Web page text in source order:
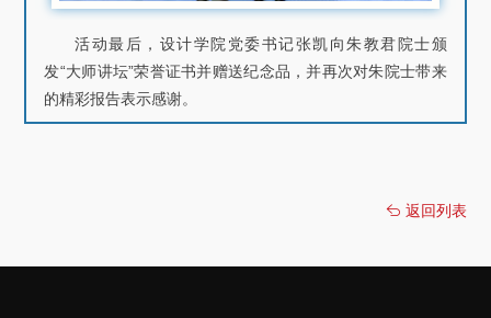
活动最后，设计学院党委书记张凯向朱教君院士颁
发“大师讲坛”荣誉证书并赠送纪念品，并再次对朱院士带来
的精彩报告表示感谢。
返回列表